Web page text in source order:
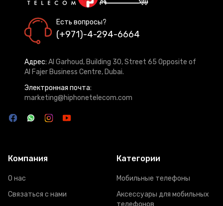
Есть вопросы?
(+971)-4-294-6664
Адрес: Al Garhoud, Building 30, Street 65 Opposite of
Al Fajer Business Centre, Dubai.
Электронная почта:
marketing@hiphonetelecom.com
Компания
О нас
Связаться с нами
Категории
Мобильные телефоны
Аксессуары для мобильных
телефонов